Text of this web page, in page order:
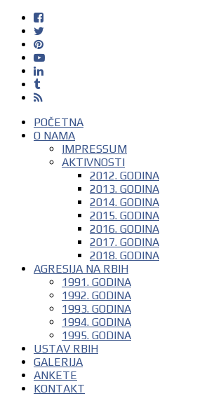
POČETNA
O NAMA
IMPRESSUM
AKTIVNOSTI
2012. GODINA
2013. GODINA
2014. GODINA
2015. GODINA
2016. GODINA
2017. GODINA
2018. GODINA
AGRESIJA NA RBIH
1991. GODINA
1992. GODINA
1993. GODINA
1994. GODINA
1995. GODINA
USTAV RBIH
GALERIJA
ANKETE
KONTAKT